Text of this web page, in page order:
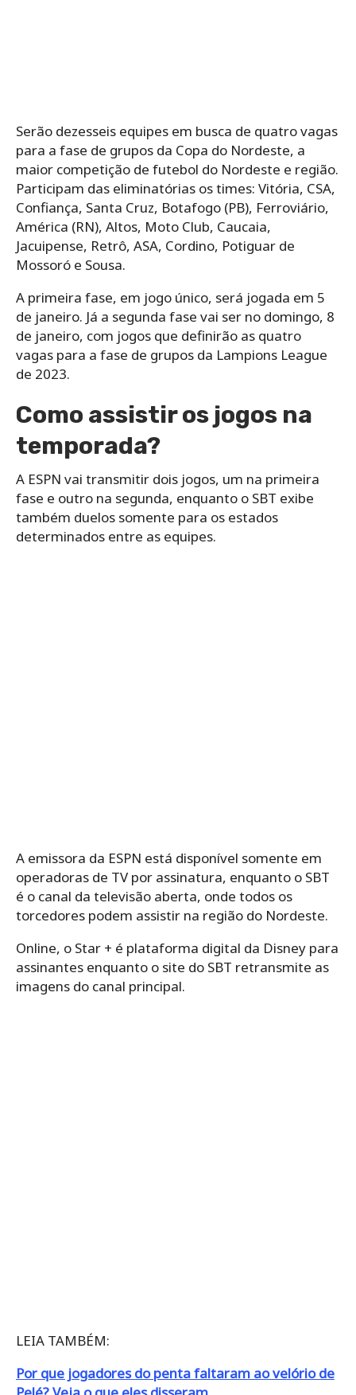
Serão dezesseis equipes em busca de quatro vagas
para a fase de grupos da Copa do Nordeste, a
maior competição de futebol do Nordeste e região.
Participam das eliminatórias os times: Vitória, CSA,
Confiança, Santa Cruz, Botafogo (PB), Ferroviário,
América (RN), Altos, Moto Club, Caucaia,
Jacuipense, Retrô, ASA, Cordino, Potiguar de
Mossoró e Sousa.
A primeira fase, em jogo único, será jogada em 5
de janeiro. Já a segunda fase vai ser no domingo, 8
de janeiro, com jogos que definirão as quatro
vagas para a fase de grupos da Lampions League
de 2023.
Como assistir os jogos na
temporada?
A ESPN vai transmitir dois jogos, um na primeira
fase e outro na segunda, enquanto o SBT exibe
também duelos somente para os estados
determinados entre as equipes.
A emissora da ESPN está disponível somente em
operadoras de TV por assinatura, enquanto o SBT
é o canal da televisão aberta, onde todos os
torcedores podem assistir na região do Nordeste.
Online, o Star + é plataforma digital da Disney para
assinantes enquanto o site do SBT retransmite as
imagens do canal principal.
LEIA TAMBÉM:
Por que jogadores do penta faltaram ao velório de